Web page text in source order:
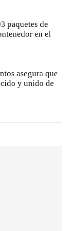
paquetes de
en el
asegura que
y unido de